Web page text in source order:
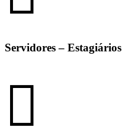
Servidores – Estagiários